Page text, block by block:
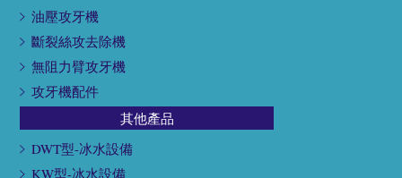
油壓攻牙機
斷裂絲攻去除機
無阻力臂攻牙機
攻牙機配件
其他產品
DWT型-冰水設備
KW型-冰水設備